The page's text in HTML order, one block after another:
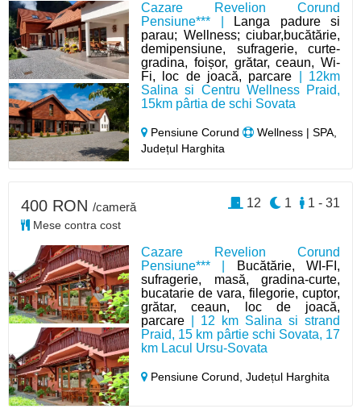
Cazare Revelion Corund
Pensiune*** |
Langa padure si
parau; Wellness; ciubar,bucătărie,
demipensiune, sufragerie, curte-
gradina, foișor, grătar, ceaun, Wi-
Fi, loc de joacă, parcare | 12km
Salina si Centru Wellness Praid,
15km pârtia de schi Sovata
Pensiune Corund
Wellness | SPA,
Județul Harghita
Cazare Revelion Corund
Pensiune*** |
Bucătărie, WI-FI,
sufragerie, masă, gradina-curte,
bucatarie de vara, filegorie, cuptor,
grătar, ceaun, loc de joacă,
parcare | 12 km Salina si strand
Praid, 15 km pârtie schi Sovata, 17
km Lacul Ursu-Sovata
Pensiune Corund,Județul Harghita
400 RON /cameră
Mese contra cost
1 - 31
1
12